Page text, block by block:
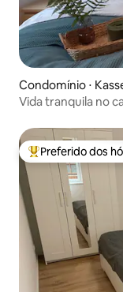
Condomínio ⋅
Vida tranquila no
Entre os melhores
Preferido dos